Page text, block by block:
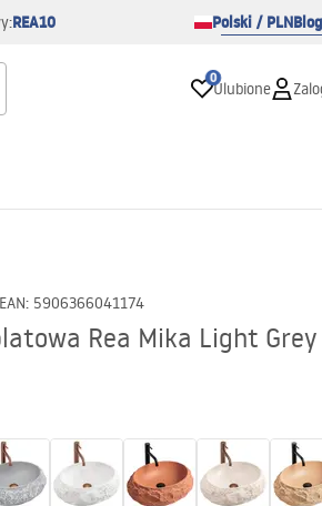
REA10 Polski / PLNBlog
0
Ulubione
EAN: 5906366041174
Rea Mika Light Grey